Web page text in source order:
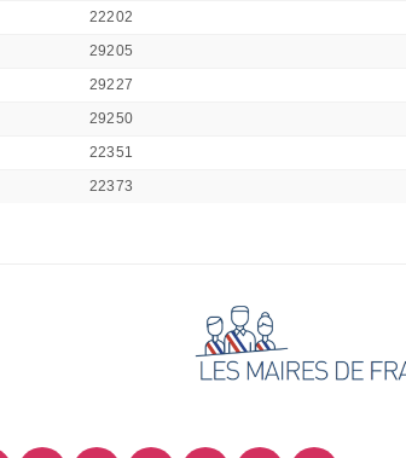
22202
29205
29227
29250
22351
22373